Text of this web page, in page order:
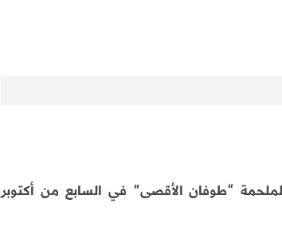
“طوفان الأقصى” في السابع من أكتوبر